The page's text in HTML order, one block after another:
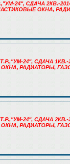
24", СДАЧА 2КВ.-
ОКНА,
24", СДАЧА 1КВ.-
РАДИАТОРЫ,
24", СДАЧА 2КВ.-
РАДИАТОРЫ,